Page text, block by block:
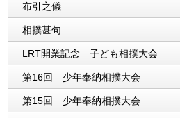
布引之儀
相撲甚句
LRT開業記念 子ども相撲大会
第16回 少年奉納相撲大会
第15回 少年奉納相撲大会